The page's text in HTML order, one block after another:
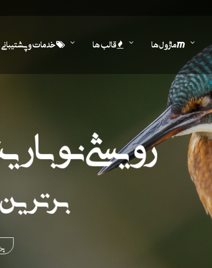
ماژول ها قالب ها خدمات و پشتیبانی
رویشی نو